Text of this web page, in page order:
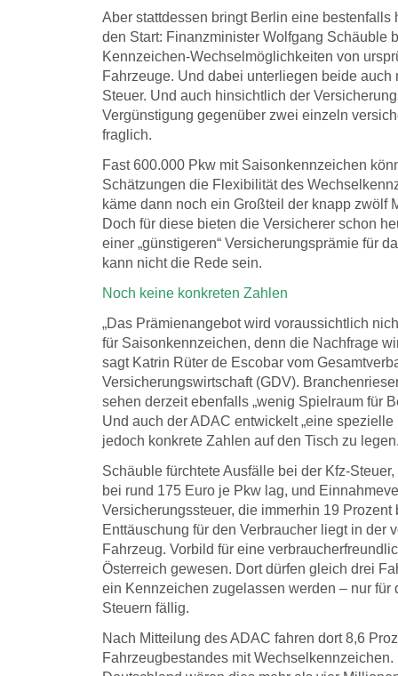
Aber stattdessen bringt Berlin eine bestenfalls
den Start: Finanzminister Wolfgang Schäuble
Kennzeichen-Wechselmöglichkeiten von
Fahrzeuge. Und dabei unterliegen beide auch
Steuer. Und auch hinsichtlich der
Vergünstigung gegenüber zwei einzeln
fraglich.
Fast 600.000 Pkw mit Saisonkennzeichen
Schätzungen die Flexibilität des
käme dann noch ein Großteil der knapp zwölf
Doch für diese bieten die Versicherer schon
einer „günstigeren“ Versicherungsprämie für
kann nicht die Rede sein.
Noch keine konkreten Zahlen
„Das Prämienangebot wird voraussichtlich
für Saisonkennzeichen, denn die Nachfrage
sagt Katrin Rüter de Escobar vom
Versicherungswirtschaft (GDV).
sehen derzeit ebenfalls „wenig Spielraum für
Und auch der ADAC entwickelt „eine spezielle
jedoch konkrete Zahlen auf den Tisch zu
Schäuble fürchtete Ausfälle bei der Kfz-
bei rund 175 Euro je Pkw lag, und
Versicherungssteuer, die immerhin 19 Prozent
Enttäuschung für den Verbraucher liegt in der
Fahrzeug. Vorbild für eine
Österreich gewesen. Dort dürfen gleich drei
ein Kennzeichen zugelassen werden – nur für
Steuern fällig.
Nach Mitteilung des ADAC fahren dort 8,6
Fahrzeugbestandes mit Wechselkennzeichen.